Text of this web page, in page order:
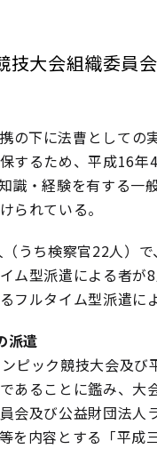
大会組織委員
下に法曹としての
るため、平成16年
・経験を有する一
られている。
うち検察官22人）
ム型派遣による者
ルタイム型派遣に
派遣
ピック競技大会及
ることに鑑み、大
会及び公益財団法
を内容とする「平成